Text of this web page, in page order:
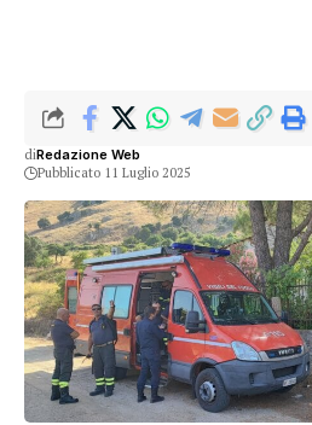
diRedazione Web
Pubblicato 11 Luglio 2025